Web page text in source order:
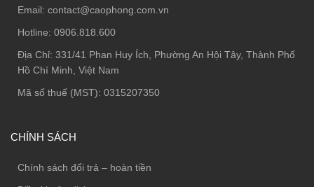
Email: contact@caophong.com.vn
Hotline: 0906.818.600
Địa Chỉ: 331/41 Phan Huy Ích, Phường An Hội Tây, Thành Phố
Hồ Chí Minh, Việt Nam
Mã số thuế (MST): 0315207350
CHÍNH SÁCH
Chính sách đổi trả – hoàn tiền